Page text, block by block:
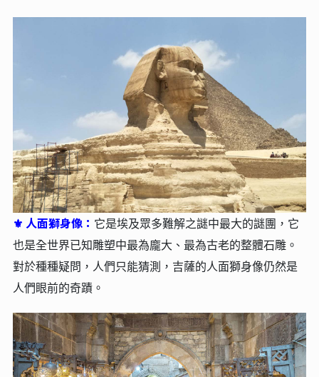
⚜ 人面獅身像： 它是埃及眾多難解之謎中最大的謎團，它
也是全世界已知雕塑中最為龐大、最為古老的整體石雕。
對於種種疑問，人們只能猜測，吉薩的人面獅身像仍然是
人們眼前的奇蹟。